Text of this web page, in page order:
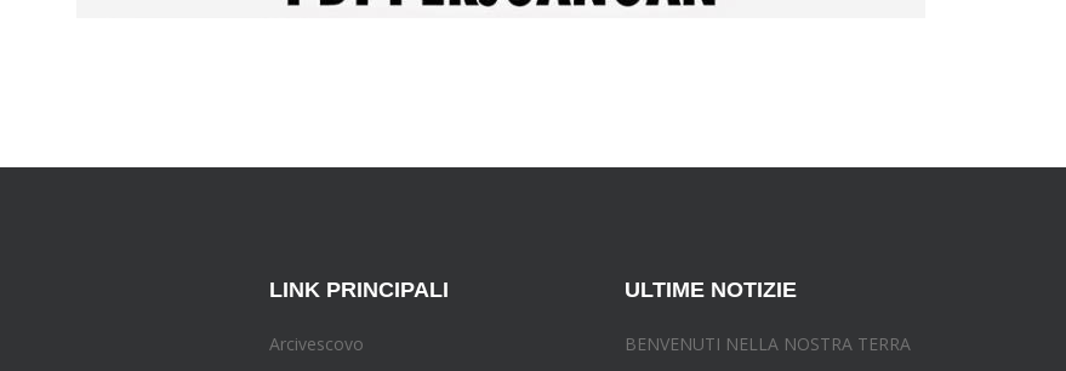
LINK PRINCIPALI
Arcivescovo
ULTIME NOTIZIE
BENVENUTI NELLA NOSTRA TERRA